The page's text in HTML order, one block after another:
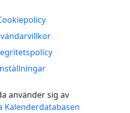
använder sig av
Kalenderdatabasen